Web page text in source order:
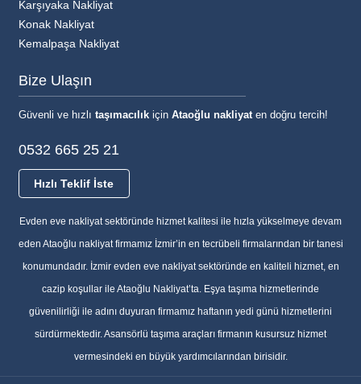
Karşıyaka Nakliyat
Konak Nakliyat
Kemalpaşa Nakliyat
Bize Ulaşın
Güvenli ve hızlı taşımacılıkiçin Ataoğlu nakliyaten doğru tercih!
0532 665 25 21
Hızlı Teklif İste
Evden eve nakliyat sektöründe hizmet kalitesi ile hızla yükselmeye devam
eden Ataoğlu nakliyat firmamız İzmir’in en tecrübeli firmalarından bir tanesi
konumundadır. İzmir evden eve nakliyat sektöründe en kaliteli hizmet, en
cazip koşullar ile Ataoğlu Nakliyat’ta. Eşya taşıma hizmetlerinde
güvenilirliği ile adını duyuran firmamız haftanın yedi günü hizmetlerini
sürdürmektedir. Asansörlü taşıma araçları firmanın kusursuz hizmet
vermesindeki en büyük yardımcılarından birisidir.